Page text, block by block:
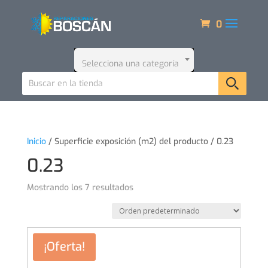
0
Selecciona una categoría
Inicio/ Superficie exposición (m2) del producto / 0.23
0.23
Mostrando los 7 resultados
¡Oferta!